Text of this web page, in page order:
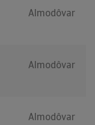
Almodôvar
Almodôvar
Almodôvar